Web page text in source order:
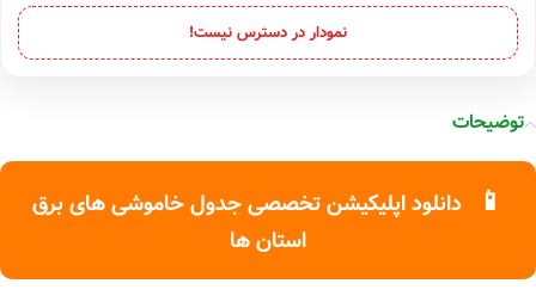
نمودار در دسترس نیست!
توضیحات
📱
دانلود اپلیکیشن تخصصی جدول خاموشی های برق
استان ها